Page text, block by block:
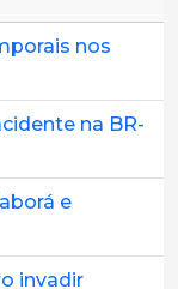
nos
na BR-
e
invadir